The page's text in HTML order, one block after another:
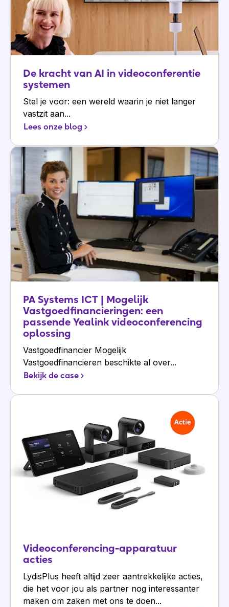
De kracht van AI in videoconferentie
systemen
Stel je voor: een wereld waarin je niet langer
vastzit aan...
Lees onze blog
PA Systems ICT | Mogelijk
Vastgoedfinancieringen: een
passende Yealink videoconferencing
oplossing
Vastgoedfinancier Mogelijk
Vastgoedfinancieren beschikte al over...
Bekijk de case
Videoconferencing-apparatuur
acties
LydisPlus heeft altijd zeer aantrekkelijke acties,
die het voor jou als partner nog interessanter
maken om zaken met ons te doen...